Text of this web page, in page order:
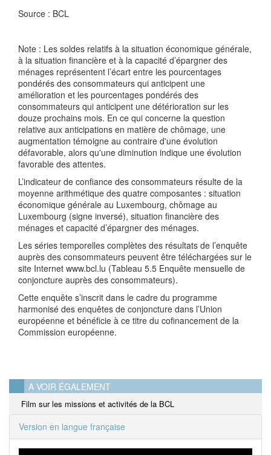
Source : BCL
Note : Les soldes relatifs à la situation économique générale,
à la situation financière et à la capacité d’épargner des
ménages représentent l’écart entre les pourcentages
pondérés des consommateurs qui anticipent une
amélioration et les pourcentages pondérés des
consommateurs qui anticipent une détérioration sur les
douze prochains mois. En ce qui concerne la question
relative aux anticipations en matière de chômage, une
augmentation témoigne au contraire d'une évolution
défavorable, alors qu'une diminution indique une évolution
favorable des attentes.
L’indicateur de confiance des consommateurs résulte de la
moyenne arithmétique des quatre composantes : situation
économique générale au Luxembourg, chômage au
Luxembourg (signe inversé), situation financière des
ménages et capacité d’épargner des ménages.
Les séries temporelles complètes des résultats de l’enquête
auprès des consommateurs peuvent être téléchargées sur le
site Internet www.bcl.lu (Tableau 5.5 Enquête mensuelle de
conjoncture auprès des consommateurs).
Cette enquête s’inscrit dans le cadre du programme
harmonisé des enquêtes de conjoncture dans l’Union
européenne et bénéficie à ce titre du cofinancement de la
Commission européenne.
A VOIR ÉGALEMENT
Film sur les missions et activités de la BCL
Version en langue française